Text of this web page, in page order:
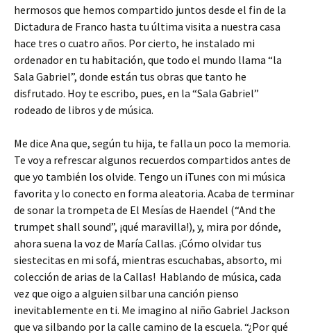
hermosos que hemos compartido juntos desde el fin de la
Dictadura de Franco hasta tu última visita a nuestra casa
hace tres o cuatro años. Por cierto, he instalado mi
ordenador en tu habitación, que todo el mundo llama “la
Sala Gabriel”, donde están tus obras que tanto he
disfrutado. Hoy te escribo, pues, en la “Sala Gabriel”
rodeado de libros y de música.
Me dice Ana que, según tu hija, te falla un poco la memoria.
Te voy a refrescar algunos recuerdos compartidos antes de
que yo también los olvide. Tengo un iTunes con mi música
favorita y lo conecto en forma aleatoria. Acaba de terminar
de sonar la trompeta de El Mesías de Haendel (“And the
trumpet shall sound”, ¡qué maravilla!), y, mira por dónde,
ahora suena la voz de María Callas. ¡Cómo olvidar tus
siestecitas en mi sofá, mientras escuchabas, absorto, mi
colección de arias de la Callas! Hablando de música, cada
vez que oigo a alguien silbar una canción pienso
inevitablemente en ti. Me imagino al niño Gabriel Jackson
que va silbando por la calle camino de la escuela. “¿Por qué